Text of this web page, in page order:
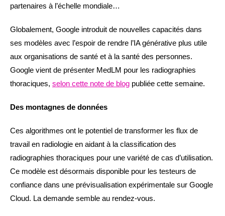
partenaires à l’échelle mondiale…
Globalement, Google introduit de nouvelles capacités dans
ses modèles avec l’espoir de rendre l’IA générative plus utile
aux organisations de santé et à la santé des personnes.
Google vient de présenter MedLM pour les radiographies
thoraciques, selon cette note de blog publiée cette semaine.
Des montagnes de données
Ces algorithmes ont le potentiel de transformer les flux de
travail en radiologie en aidant à la classification des
radiographies thoraciques pour une variété de cas d’utilisation.
Ce modèle est désormais disponible pour les testeurs de
confiance dans une prévisualisation expérimentale sur Google
Cloud. La demande semble au rendez-vous.